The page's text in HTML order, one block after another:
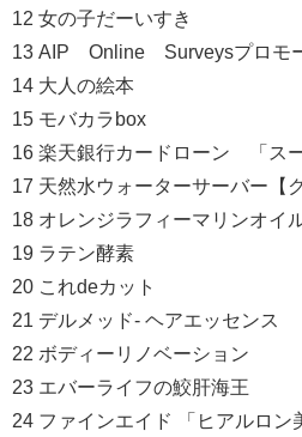
12 女の子だーいすき
13 AIP Online Surveysプロモ
14 大人の絵本
15 モバカラbox
16 楽天銀行カードローン 「スー
17 天然水ウォーターサーバー【
18 オレンジラフィーマリンオイ
19 ラテン酵素
20 これdeカット
21 デルメッド- ヘアエッセンス
22 ボディーリノベーション
23 エバーライフの鮫肝海王
24 ファインエイド 「ヒアルロン